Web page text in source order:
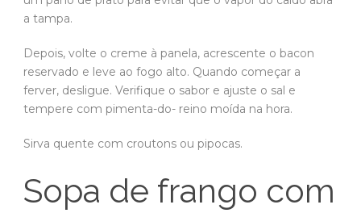
a tampa.
Depois, volte o creme à panela, acrescente o bacon
reservado e leve ao fogo alto. Quando começar a
ferver, desligue. Verifique o sabor e ajuste o sal e
tempere com pimenta-do- reino moída na hora.
Sirva quente com croutons ou pipocas.
Sopa de frango com